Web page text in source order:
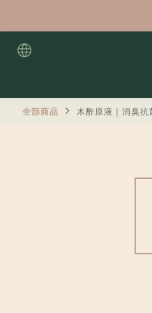
全部商品 木酢原液｜消臭抗